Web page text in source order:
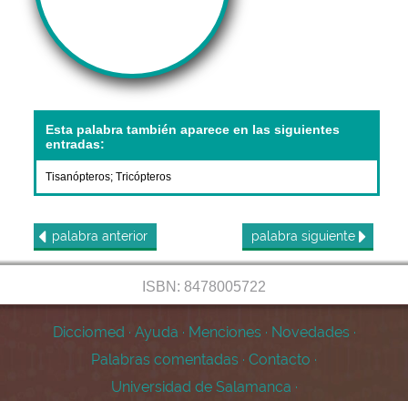
Esta palabra también aparece en las siguientes
entradas:
Tisanópteros;Tricópteros
palabra anterior palabra siguiente
ISBN: 8478005722
Dicciomed · Ayuda · Menciones · Novedades ·
Palabras comentadas · Contacto ·
Universidad de Salamanca ·